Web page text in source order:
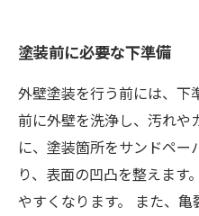
塗装前に必要な下準備
外壁塗装を行う前には、下
前に外壁を洗浄し、汚れや
に、塗装箇所をサンドペ
り、表面の凹凸を整えます
やすくなります。 また、